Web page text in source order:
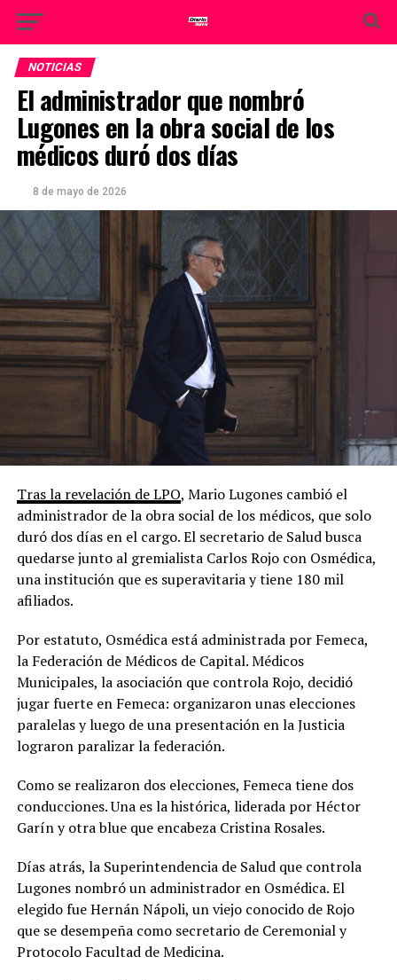
NOTICIAS
El administrador que nombró
Lugones en la obra social de los
médicos duró dos días
8 de mayo de 2026
Tras la revelación de LPO, Mario Lugones cambió el
administrador de la obra social de los médicos, que solo
duró dos días en el cargo. El secretario de Salud busca
quedarse junto al gremialista Carlos Rojo con Osmédica,
una institución que es superavitaria y tiene 180 mil
afiliados.
Por estatuto, Osmédica está administrada por Femeca,
la Federación de Médicos de Capital. Médicos
Municipales, la asociación que controla Rojo, decidió
jugar fuerte en Femeca: organizaron unas elecciones
paralelas y luego de una presentación en la Justicia
lograron paralizar la federación.
Como se realizaron dos elecciones, Femeca tiene dos
conducciones. Una es la histórica, liderada por Héctor
Garín y otra blue que encabeza Cristina Rosales.
Días atrás, la Superintendencia de Salud que controla
Lugones nombró un administrador en Osmédica. El
elegido fue Hernán Nápoli, un viejo conocido de Rojo
que se desempeña como secretario de Ceremonial y
Protocolo Facultad de Medicina.